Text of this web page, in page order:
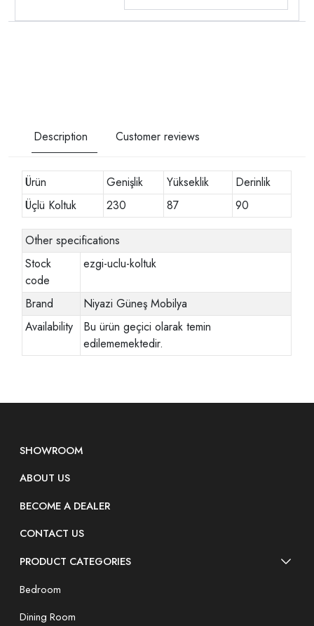
Description Customer reviews
Ürün Genişlik Yükseklik
Derinlik
Üçlü Koltuk
230 87 90
Other specifications
Stock
code
ezgi-uclu-koltuk
Brand
Niyazi Güneş Mobilya
Availability
Bu ürün geçici olarak temin
edilememektedir.
SHOWROOM
ABOUT US
BECOME A DEALER
CONTACT US
PRODUCT CATEGORIES
Bedroom
Dining Room